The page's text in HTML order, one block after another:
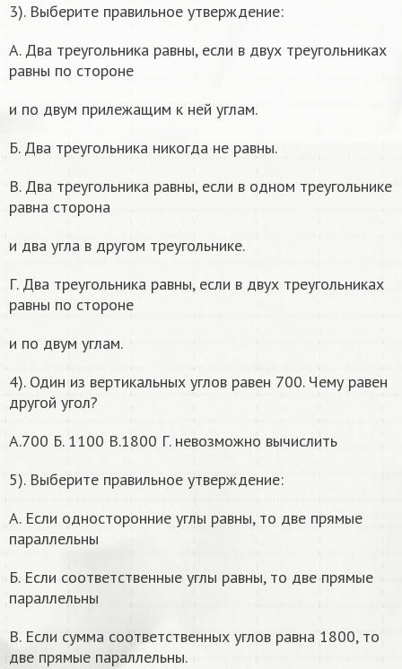
3). Выберите правильное утверждение:
А. Два треугольника равны, если в двух треугольниках
равны по стороне
и по двум прилежащим к ней углам.
Б. Два треугольника никогда не равны.
В. Два треугольника равны, если в одном треугольнике
равна сторона
и два угла в другом треугольнике.
Г. Два треугольника равны, если в двух треугольниках
равны по стороне
и по двум углам.
4). Один из вертикальных углов равен 700. Чему равен
другой угол?
А.700 Б. 1100 В.1800 Г. невозможно вычислить
5). Выберите правильное утверждение:
А. Если односторонние углы равны, то две прямые
параллельны
Б. Если соответственные углы равны, то две прямые
параллельны
В. Если сумма соответственных углов равна 1800, то
две прямые параллельны.